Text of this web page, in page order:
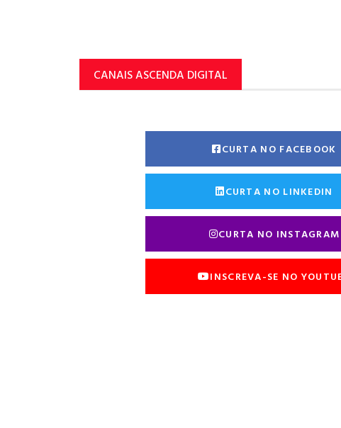
CANAIS ASCENDA DIGITAL
CURTA NO FACEBOOK
CURTA NO LINKEDIN
CURTA NO INSTAGRAM
INSCREVA-SE NO